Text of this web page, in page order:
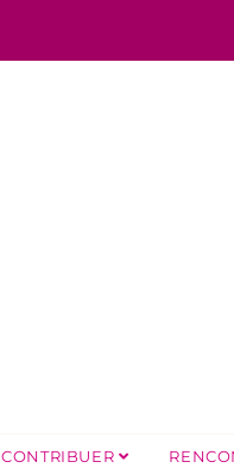
CONTRIBUER